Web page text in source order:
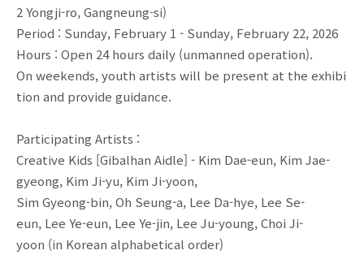
2 Yongji-ro, Gangneung-si)
Period : Sunday, February 1 - Sunday, February 22, 2026
Hours : Open 24 hours daily (unmanned operation).
On weekends, youth artists will be present at the exhibi
tion and provide guidance.
Participating Artists :
Creative Kids [Gibalhan Aidle] - Kim Dae-eun, Kim Jae-
gyeong, Kim Ji-yu, Kim Ji-yoon,
Sim Gyeong-bin, Oh Seung-a, Lee Da-hye, Lee Se-
eun, Lee Ye-eun, Lee Ye-jin, Lee Ju-young, Choi Ji-
yoon (in Korean alphabetical order)